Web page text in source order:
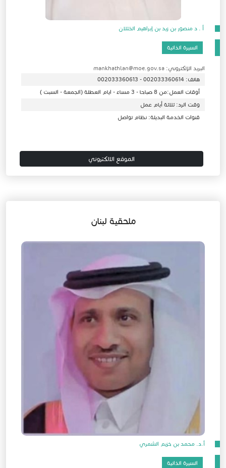
أ . د منصور بن زيد بن إبراهيم الخثلان
السيرة الذاتية
البريد الإلكتروني: mankhathlan@moe.gov.sa
هاتف: 002033360614 - 002033360613
أوقات العمل:من 8 صباحا - 3 مساء - ايام العطلة (الجمعة - السبت )
وقت الرد: ثلاثة أيام عمل
قنوات الخدمة البديلة: نظام تواصل
الموقع الالكتروني
ملحقية لبنان
أ.د. محمد بن خزيم الشمري
السيرة الذاتية